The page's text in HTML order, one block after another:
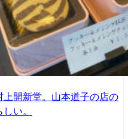
開新堂。山本道子の店の
い。